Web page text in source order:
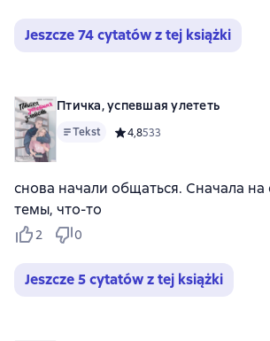
Jeszcze 74 cytatów z tej książki
Птичка, успевшая улететь
Tekst Средний рейтинг 4,8 на
4,8533
снова начали общаться. Сначала
темы, что-то
2 0
Jeszcze 5 cytatów z tej książki